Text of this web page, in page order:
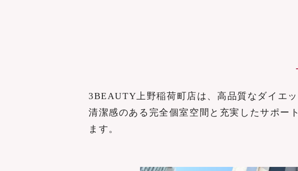
3BEAUTY上野稲荷町店は、高品質なダイエ
清潔感のある完全個室空間と充実したサポー
ます。